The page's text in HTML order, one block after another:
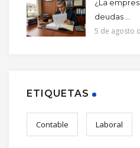
¿La
deudas ...
5 de agosto
ETIQUETAS
Contable Laboral